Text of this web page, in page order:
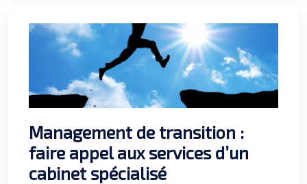
Management de transition :
faire appel aux services d’un
cabinet spécialisé